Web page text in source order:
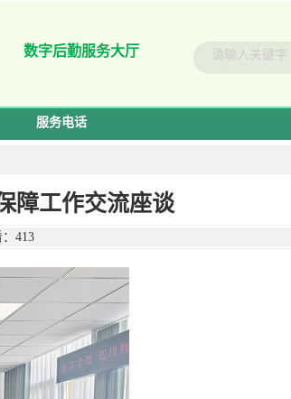
服务电话
数字后勤服务大厅
障工作交流座谈
413